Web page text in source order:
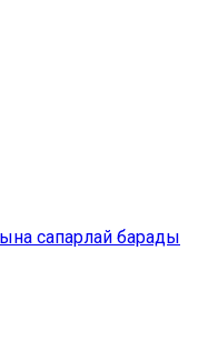
сапарлай барады